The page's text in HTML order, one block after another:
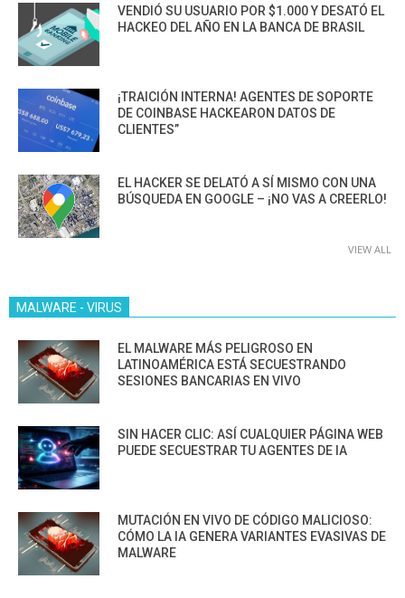
VENDIÓ SU USUARIO POR $1.000 Y DESATÓ EL
HACKEO DEL AÑO EN LA BANCA DE BRASIL
¡TRAICIÓN INTERNA! AGENTES DE SOPORTE
DE COINBASE HACKEARON DATOS DE
CLIENTES”
EL HACKER SE DELATÓ A SÍ MISMO CON UNA
BÚSQUEDA EN GOOGLE – ¡NO VAS A CREERLO!
VIEW ALL
MALWARE - VIRUS
EL MALWARE MÁS PELIGROSO EN
LATINOAMÉRICA ESTÁ SECUESTRANDO
SESIONES BANCARIAS EN VIVO
SIN HACER CLIC: ASÍ CUALQUIER PÁGINA WEB
PUEDE SECUESTRAR TU AGENTES DE IA
MUTACIÓN EN VIVO DE CÓDIGO MALICIOSO:
CÓMO LA IA GENERA VARIANTES EVASIVAS DE
MALWARE